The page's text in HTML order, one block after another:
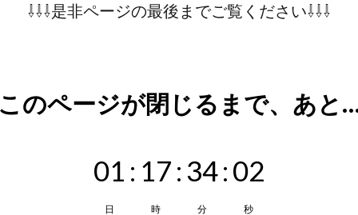
⇩⇩⇩是非ページの最後までご覧ください⇩⇩⇩
のページが閉じるまで、あと
01
日
: 17
時
:34
分
:01
秒